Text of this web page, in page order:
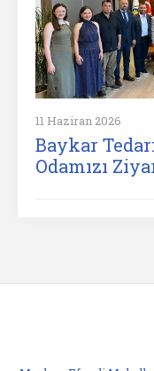
11 Haziran 2026
Baykar
Odamızı